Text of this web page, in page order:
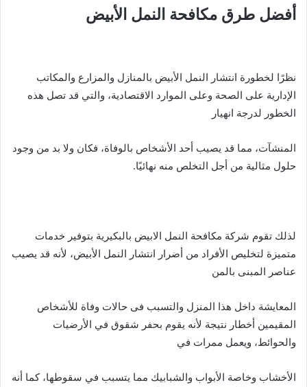
أفضل طرق مكافحة النمل الأبيض
نظرًا لخطورة انتشار النمل الأبيض بالمنازل والمزارع والمكاتب
الإدارية على الصحة وعلى الموارد الاقتصادية، والتي قد تصل هذه
الخطور لدرجة انهيار
المنشآت، مما قد يصيب أحد الأشخاص بالوفاة، فكان ولا بد من وجود
حلول مثالية من أجل التخلص منه نهائيًا.
لذلك تقوم شركة مكافحة النمل الابيض بالبكيرية بتوفير خدمات
متميزة لتخليص الأفراد من أضرار انتشار النمل الأبيض، لأنه قد يصيب
عناصر المبنى بالمن
المعايشة داخل هذا المنزل والتسبب فى حالات وفاة للأشخاص
المقيمين أخطار نتيجة لأنه يقوم بحفر شقوق في الأرضيات
والحوائط، ويعمل ممرات في
الأخشاب وخاصة الأبواب والشبابيك مما يتسبب في سقوطها، كما أنه